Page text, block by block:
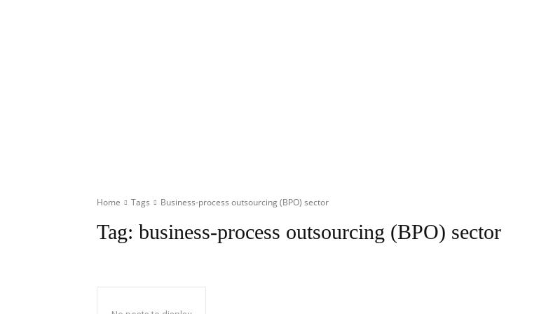
Home Tags Business-process outsourcing (BPO) sector
Tag: business-process outsourcing (BPO) sector